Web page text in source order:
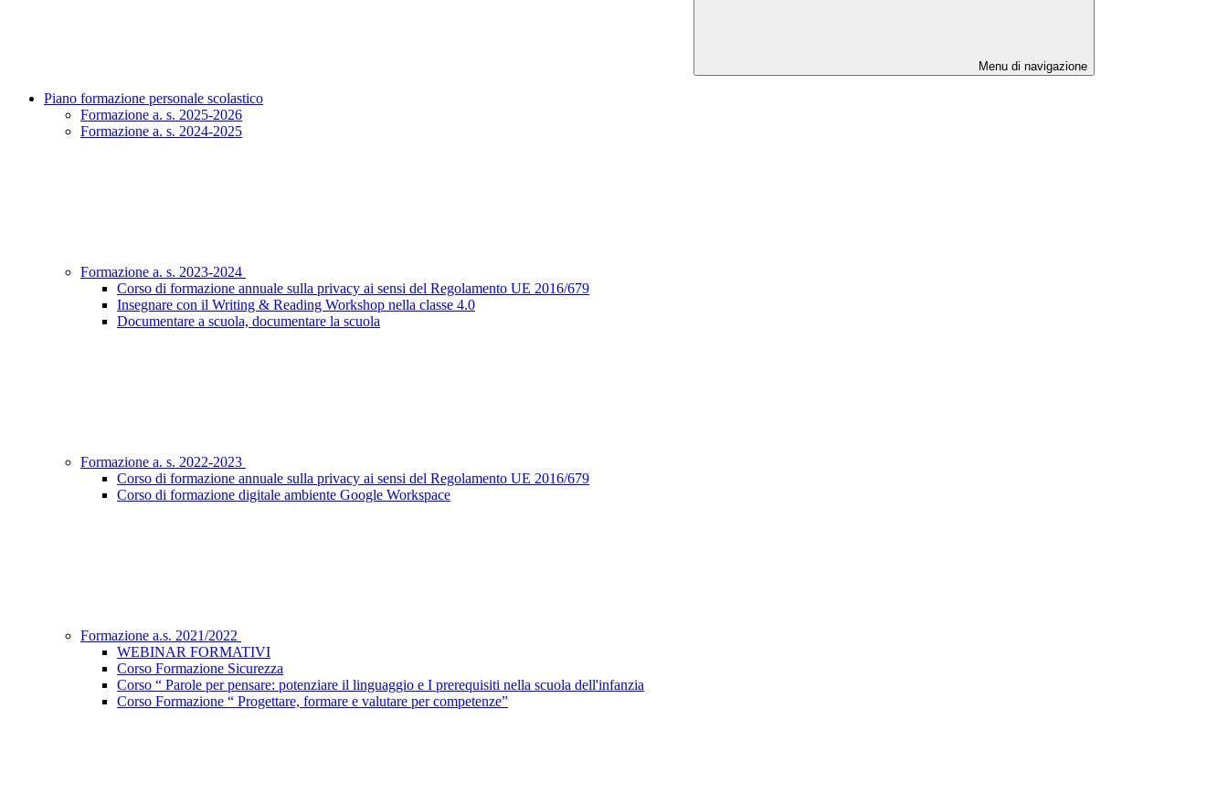
Menu di navigazione
Piano formazione personale scolastico
Formazione a. s. 2025-2026
Formazione a. s. 2024-2025
Formazione a. s. 2023-2024
Corso di formazione annuale sulla privacy ai sensi del Regolamento UE 2016/679
Insegnare con il Writing & Reading Workshop nella classe 4.0
Documentare a scuola, documentare la scuola
Formazione a. s. 2022-2023
Corso di formazione annuale sulla privacy ai sensi del Regolamento UE 2016/679
Corso di formazione digitale ambiente Google Workspace
Formazione a.s. 2021/2022
WEBINAR FORMATIVI
Corso Formazione Sicurezza
Corso “ Parole per pensare: potenziare il linguaggio e I prerequisiti nella scuola dell'infanzia
Corso Formazione “ Progettare, formare e valutare per competenze”